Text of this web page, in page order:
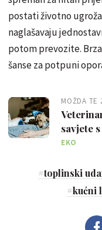
postati životno
naglašavaju
potom prevozite.
šanse za potpuni
MOŽDA TE
savjete
opasan
EKO
#toplinski
#kućni